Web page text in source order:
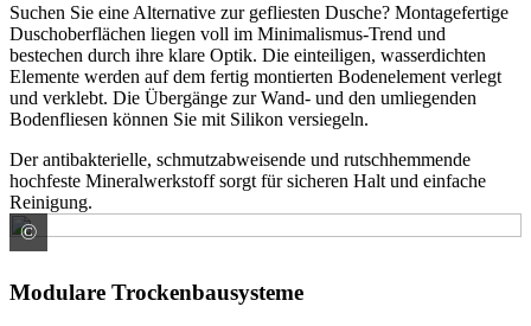
© Austrotherm Dämmstoffe GmbH
Suchen Sie eine Alternative zur gefliesten Dusche? Montagefertige
Duschoberflächen liegen voll im Minimalismus-Trend und
bestechen durch ihre klare Optik. Die einteiligen, wasserdichten
Elemente werden auf dem fertig montierten Bodenelement verlegt
und verklebt. Die Übergänge zur Wand- und den umliegenden
Bodenfliesen können Sie mit Silikon versiegeln.
Der antibakterielle, schmutzabweisende und rutschhemmende
hochfeste Mineralwerkstoff sorgt für sicheren Halt und einfache
Reinigung.
Modulare Trockenbausysteme